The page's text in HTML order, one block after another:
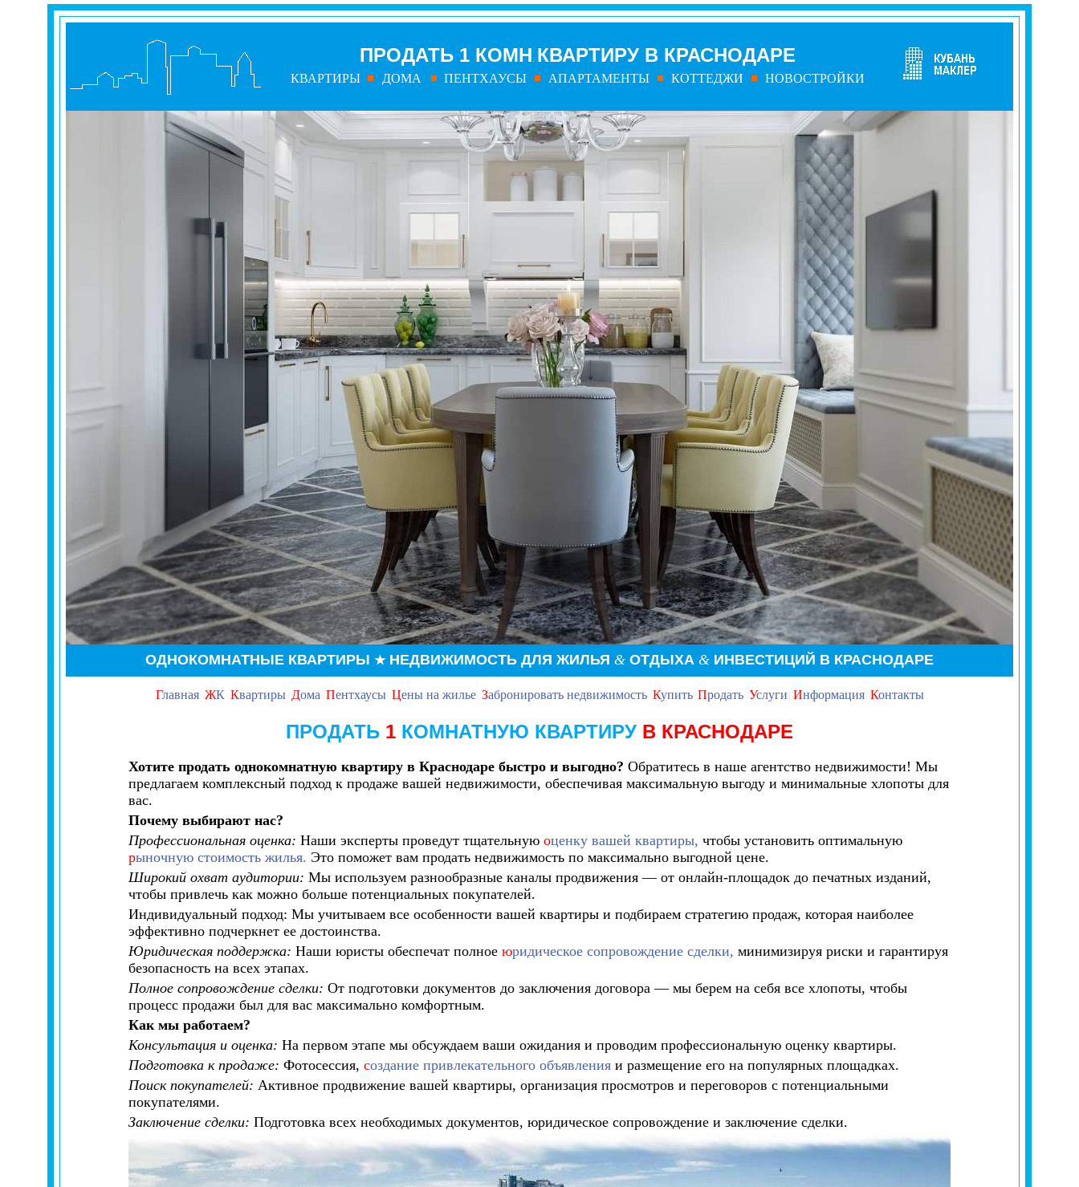
ПРОДАТЬ 1 КОМН КВАРТИРУ В КРАСНОДАРЕ
КВАРТИРЫ ДОМА ПЕНТХАУСЫ АПАРТАМЕНТЫ КОТТЕДЖИ НОВОСТРОЙКИ
ОДНОКОМНАТНЫЕ КВАРТИРЫ ★НЕДВИЖИМОСТЬ ДЛЯ ЖИЛЬЯ & ОТДЫХА & ИНВЕСТИЦИЙ В КРАСНОДАРЕ
Главная ЖК Квартиры Дома Пентхаусы Цены на жилье Забронировать недвижимость Купить Продать Услуги Информация Контакты
ПРОДАТЬ 1 КОМНАТНУЮ КВАРТИРУ В КРАСНОДАРЕ
Хотите продать однокомнатную квартиру в Краснодаре быстро и выгодно? Обратитесь в наше агентство недвижимости! Мы
предлагаем комплексный подход к продаже вашей недвижимости, обеспечивая максимальную выгоду и минимальные хлопоты для
вас.
Почему выбирают нас?
Профессиональная оценка: Наши эксперты проведут тщательную оценку вашей квартиры, чтобы установить оптимальную
рыночную стоимость жилья. Это поможет вам продать недвижимость по максимально выгодной цене.
Широкий охват аудитории: Мы используем разнообразные каналы продвижения — от онлайн-площадок до печатных изданий,
чтобы привлечь как можно больше потенциальных покупателей.
Индивидуальный подход: Мы учитываем все особенности вашей квартиры и подбираем стратегию продаж, которая наиболее
эффективно подчеркнет ее достоинства.
Юридическая поддержка: Наши юристы обеспечат полное юридическое сопровождение сделки, минимизируя риски и гарантируя
безопасность на всех этапах.
Полное сопровождение сделки: От подготовки документов до заключения договора — мы берем на себя все хлопоты, чтобы
процесс продажи был для вас максимально комфортным.
Как мы работаем?
Консультация и оценка: На первом этапе мы обсуждаем ваши ожидания и проводим профессиональную оценку квартиры.
Подготовка к продаже: Фотосессия, создание привлекательного объявления и размещение его на популярных площадках.
Поиск покупателей: Активное продвижение вашей квартиры, организация просмотров и переговоров с потенциальными
покупателями.
Заключение сделки: Подготовка всех необходимых документов, юридическое сопровождение и заключение сделки.